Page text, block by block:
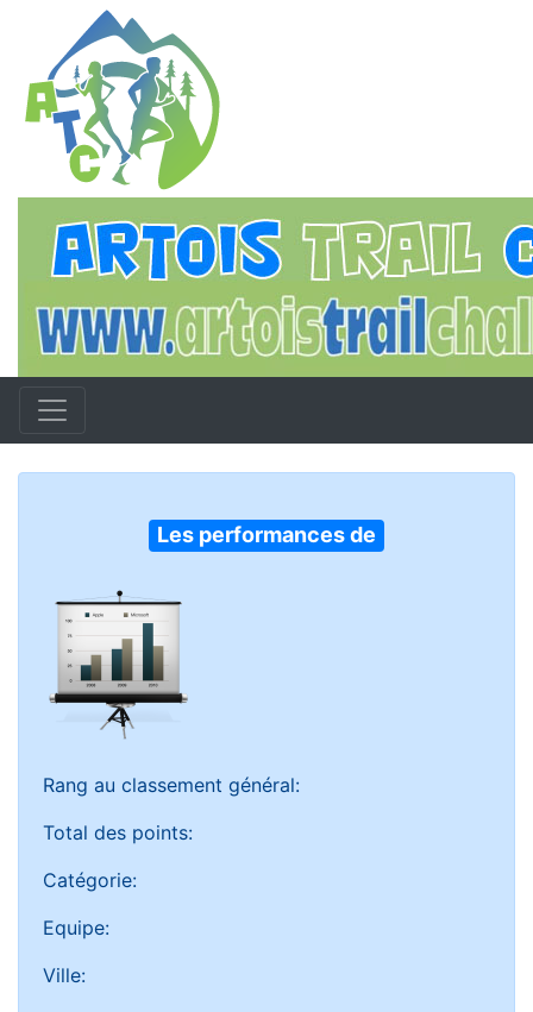
Les performances de
Rang au classement général:
Total des points:
Catégorie:
Equipe:
Ville: